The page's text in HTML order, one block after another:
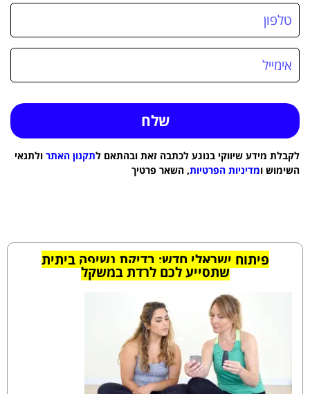
לקבלת מידע שיווקי בנוגע לכתבה זאת ובהתאם לתקנון האתר ולתנאי
השימוש ומדיניות הפרטיות, השאר פרטיך
פיתוח ישראלי חדש: בדיקת נשיפה ביתית
שתסייע לכם לרדת במשקל